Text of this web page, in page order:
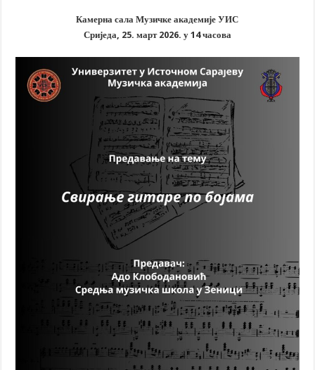
Камерна сала Музичке академије УИС
Сриједа, 25. март 2026. у 14 часова